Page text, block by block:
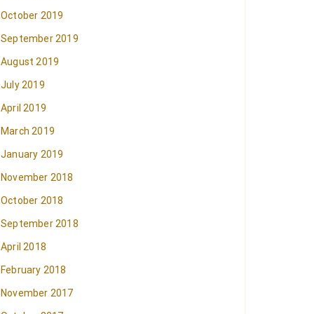
October 2019
September 2019
August 2019
July 2019
April 2019
March 2019
January 2019
November 2018
October 2018
September 2018
April 2018
February 2018
November 2017